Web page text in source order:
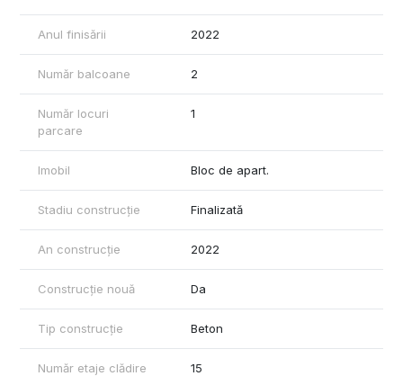
Anul finisării 2022
Număr balcoane 2
Număr locuri
parcare
1
Imobil Bloc de apart.
Stadiu construcție Finalizată
An construcție 2022
Construcție nouă Da
Tip construcție Beton
Număr etaje clădire 15